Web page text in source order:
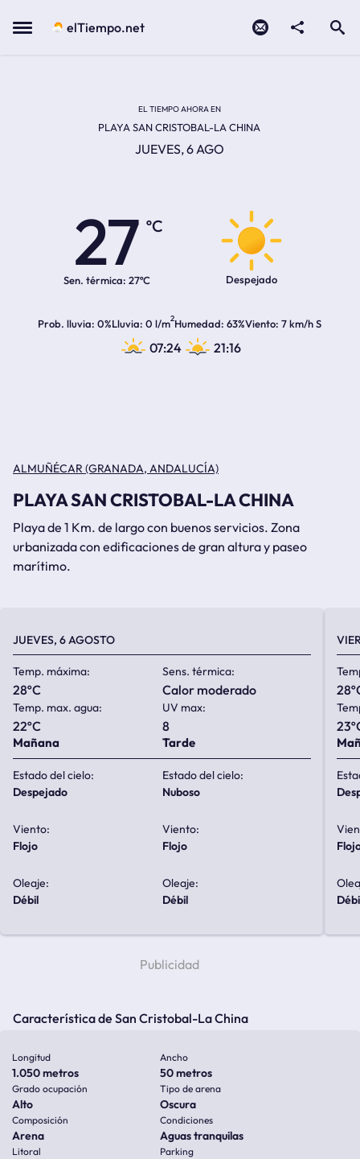
Menu elTiempo.net
EL TIEMPO AHORA EN
PLAYA SAN CRISTOBAL-LA CHINA
JUEVES, 6 AGO
27
ºC
Sen. térmica: 27ºC Despejado
Prob. lluvia 0%Lluvia 0 l/m2Humedad 63%Viento 7 km/h S
07:24 21:16
ALMUÑÉCAR (GRANADA, ANDALUCÍA)
PLAYA SAN CRISTOBAL-LA CHINA
Playa de 1 Km. de largo con buenos servicios. Zona
urbanizada con edificaciones de gran altura y paseo
marítimo.
JUEVES, 6 AGOSTO
Temp. máxima:
28ºC
Sens. térmica:
calor moderado
Temp. max. agua:
22ºC
UV max:
8
Mañana
Estado del cielo:
despejado
Viento:
flojo
Oleaje:
débil
Tarde
Estado del cielo:
nuboso
Viento:
flojo
Oleaje:
débil
Característica de San Cristobal-La China
Longitud
1.050 metros
Ancho
50 metros
Grado ocupación
Alto
Tipo de arena
Oscura
Composición
Arena
Condiciones
Aguas tranquilas
Litoral Parking